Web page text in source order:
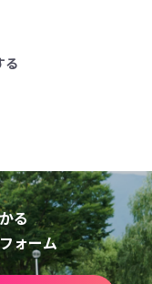
る
る
ォーム